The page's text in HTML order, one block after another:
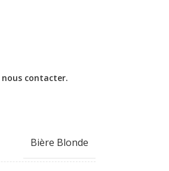
nous contacter.
Bière Blonde